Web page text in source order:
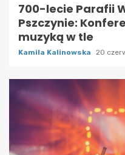
700-lecie Parafii
Pszczynie:
muzyką w tle
Kamila Kalinowska 20